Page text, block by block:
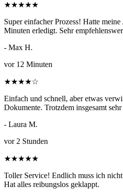
★★★★★
Super einfacher Prozess! Hatte
Minuten erledigt. Sehr
- Max H.
vor 12 Minuten
★★★★☆
Einfach und schnell, aber etwas
Dokumente. Trotzdem insgesamt
- Laura M.
vor 2 Stunden
★★★★★
Toller Service! Endlich muss ich
Hat alles reibungslos geklappt.